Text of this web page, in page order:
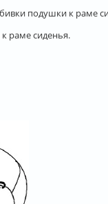
подушки к раме
раме сиденья.